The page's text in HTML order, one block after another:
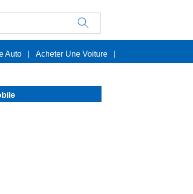
Auto Acheter Une Voiture